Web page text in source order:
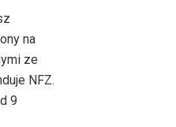
na
ze
NFZ.
9